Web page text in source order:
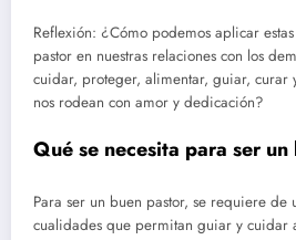
Reflexión: ¿Cómo podemos aplicar
pastor en nuestras relaciones con los
cuidar, proteger, alimentar, guiar, curar
nos rodean con amor y dedicación?
Qué se necesita para ser
Para ser un buen pastor, se requiere
cualidades que permitan guiar y cuidar